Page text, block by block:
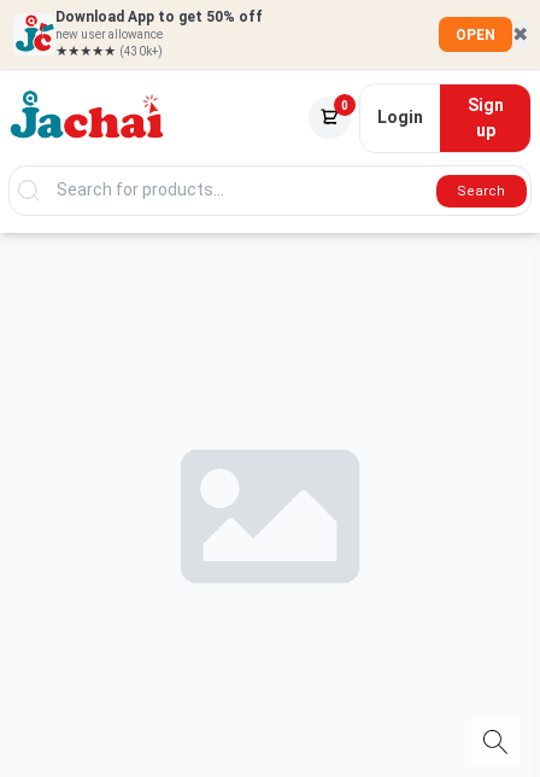
Download App to get 50% off
new user allowance
★★★★★ (430k+)
OPEN ✖
0
Login
Sign
up
Search